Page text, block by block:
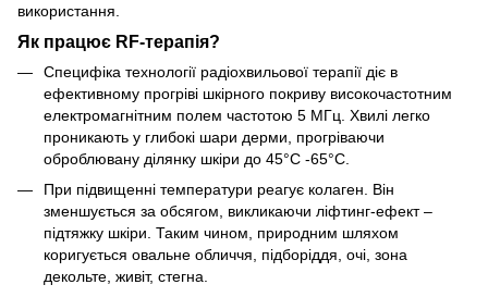
використання.
Як працює RF-терапія?
Специфіка технології радіохвильової терапії діє в
ефективному прогріві шкірного покриву високочастотним
електромагнітним полем частотою 5 МГц. Хвилі легко
проникають у глибокі шари дерми, прогріваючи
оброблювану ділянку шкіри до 45°C -65°C.
При підвищенні температури реагує колаген. Він
зменшується за обсягом, викликаючи ліфтинг-ефект –
підтяжку шкіри. Таким чином, природним шляхом
коригується овальне обличчя, підборіддя, очі, зона
декольте, живіт, стегна.